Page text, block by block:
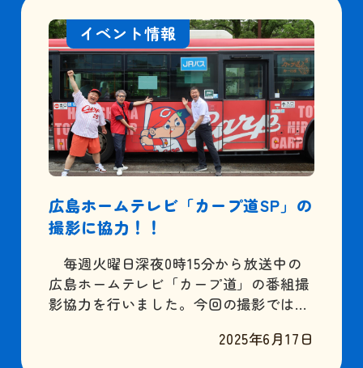
をお待ちしております。みなさま、是非
お立ち寄りください。 ひろしまバスまつ
り2025はコチラ バス運転者就職フェア
同時開催！！ バス運転者就職フェアはコ
チラ
イベント情報
広島ホームテレビ「カープ道SP」の
撮影に協力！！
毎週火曜日深夜0時15分から放送中の
広島ホームテレビ「カープ道」の番組撮
影協力を行いました。今回の撮影では、
ん」「ロンドンブーツ１号2号 田村淳さ
2025年6月17日